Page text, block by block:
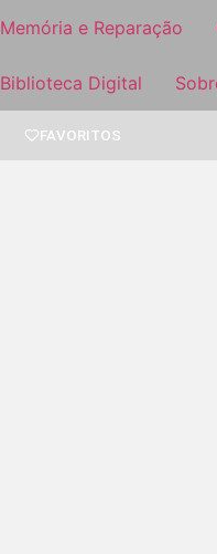
Memória e Reparação
Biblioteca Digital
FAVORITOS